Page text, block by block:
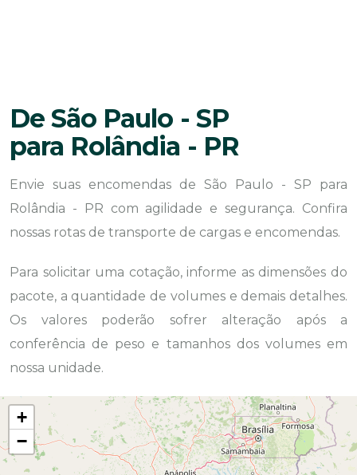
De São Paulo - SP
para Rolândia - PR
Envie suas encomendas de São Paulo - SP para
Rolândia - PR com agilidade e segurança. Confira
nossas rotas de transporte de cargas e encomendas.
Para solicitar uma cotação, informe as dimensões do
pacote, a quantidade de volumes e demais detalhes.
Os valores poderão sofrer alteração após a
conferência de peso e tamanhos dos volumes em
nossa unidade.
+
−